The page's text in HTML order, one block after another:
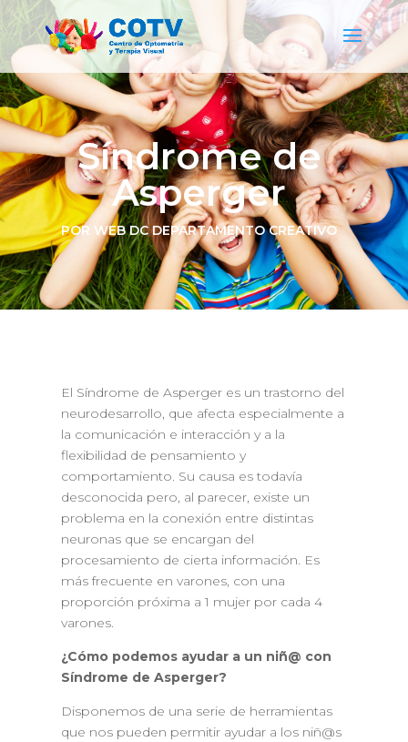
Síndrome de
Asperger
POR WEB DC DEPARTAMENTO CREATIVO
El Síndrome de Asperger es un trastorno del
neurodesarrollo, que afecta especialmente a
la comunicación e interacción y a la
flexibilidad de pensamiento y
comportamiento. Su causa es todavía
desconocida pero, al parecer, existe un
problema en la conexión entre distintas
neuronas que se encargan del
procesamiento de cierta información. Es
más frecuente en varones, con una
proporción próxima a 1 mujer por cada 4
varones.
¿Cómo podemos ayudar a un niñ@ con
Síndrome de Asperger?
Disponemos de una serie de herramientas
que nos pueden permitir ayudar a los niñ@s